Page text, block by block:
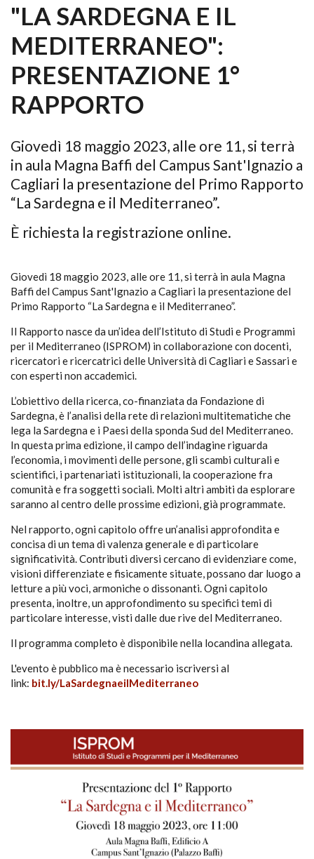
"LA SARDEGNA E IL
MEDITERRANEO":
PRESENTAZIONE 1°
RAPPORTO
Giovedì 18 maggio 2023, alle ore 11, si terrà
in aula Magna Baffi del Campus Sant'Ignazio a
Cagliari la presentazione del Primo Rapporto
“La Sardegna e il Mediterraneo”.
È richiesta la registrazione online.
Giovedì 18 maggio 2023, alle ore 11, si terrà in aula Magna
Baffi del Campus Sant'Ignazio a Cagliari la presentazione del
Primo Rapporto “La Sardegna e il Mediterraneo”.
Il Rapporto nasce da un’idea dell’Istituto di Studi e Programmi
per il Mediterraneo (ISPROM) in collaborazione con docenti,
ricercatori e ricercatrici delle Università di Cagliari e Sassari e
con esperti non accademici.
L’obiettivo della ricerca, co-finanziata da Fondazione di
Sardegna, è l’analisi della rete di relazioni multitematiche che
lega la Sardegna e i Paesi della sponda Sud del Mediterraneo.
In questa prima edizione, il campo dell’indagine riguarda
l’economia, i movimenti delle persone, gli scambi culturali e
scientifici, i partenariati istituzionali, la cooperazione fra
comunità e fra soggetti sociali. Molti altri ambiti da esplorare
saranno al centro delle prossime edizioni, già programmate.
Nel rapporto, ogni capitolo offre un’analisi approfondita e
concisa di un tema di valenza generale e di particolare
significatività. Contributi diversi cercano di evidenziare come,
visioni differenziate e fisicamente situate, possano dar luogo a
letture a più voci, armoniche o dissonanti. Ogni capitolo
presenta, inoltre, un approfondimento su specifici temi di
particolare interesse, visti dalle due rive del Mediterraneo.
Il programma completo è disponibile nella locandina allegata.
L'evento è pubblico ma è necessario iscriversi al
link: bit.ly/LaSardegnaeilMediterraneo